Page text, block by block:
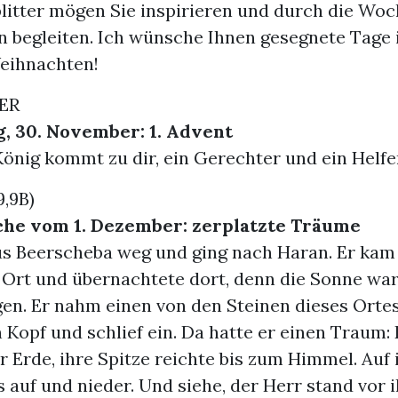
mögen Sie inspirieren und durch die
begleiten. Ich wünsche Ihnen gesegnete Tage
30. November: 1. Advent
kommt zu dir, ein Gerechter und ein
vom 1. Dezember: zerplatzte Träume
Beerscheba weg und ging nach Haran. Er
und übernachtete dort, denn die Sonne war
Er nahm einen von den Steinen dieses
und schlief ein. Da hatte er einen Traum:
Erde, ihre Spitze reichte bis zum Himmel. Auf
auf und nieder. Und siehe, der Herr stand vor